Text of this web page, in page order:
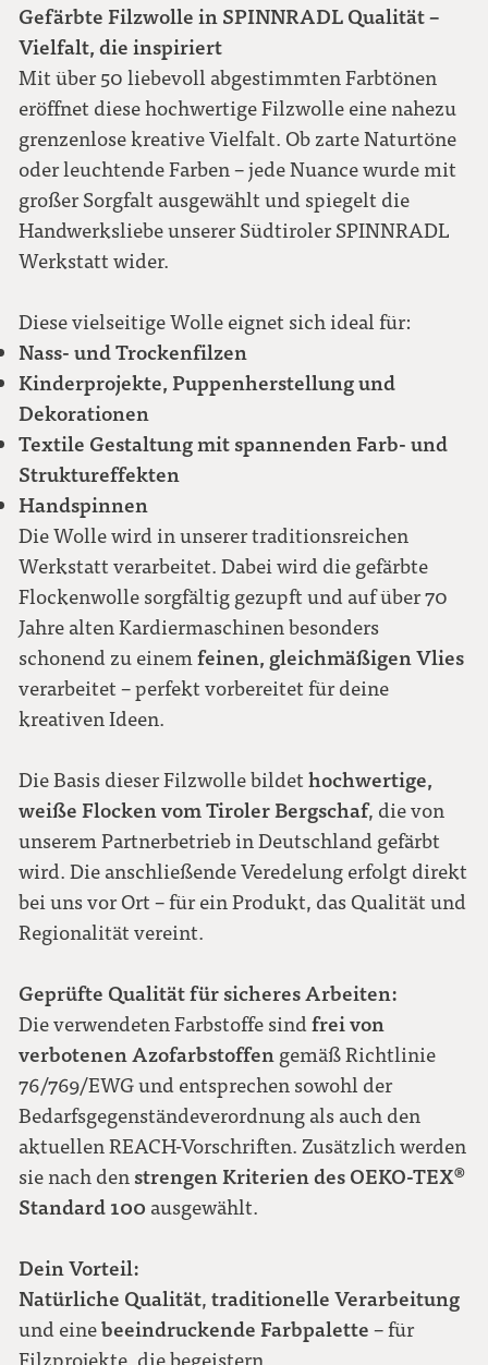
Gefärbte Filzwolle in SPINNRADL Qualität –
Vielfalt, die inspiriert
Mit über 50 liebevoll abgestimmten Farbtönen
eröffnet diese hochwertige Filzwolle eine nahezu
grenzenlose kreative Vielfalt. Ob zarte Naturtöne
oder leuchtende Farben – jede Nuance wurde mit
großer Sorgfalt ausgewählt und spiegelt die
Handwerksliebe unserer Südtiroler SPINNRADL
Werkstatt wider.
Diese vielseitige Wolle eignet sich ideal für:
Nass- und Trockenfilzen
Kinderprojekte, Puppenherstellung und
Dekorationen
Textile Gestaltung mit spannenden Farb- und
Struktureffekten
Handspinnen
Die Wolle wird in unserer traditionsreichen
Werkstatt verarbeitet. Dabei wird die gefärbte
Flockenwolle sorgfältig gezupft und auf über 70
Jahre alten Kardiermaschinen besonders
schonend zu einemfeinen, gleichmäßigen Vlies
verarbeitet – perfekt vorbereitet für deine
kreativen Ideen.
Die Basis dieser Filzwolle bildethochwertige,
weiße Flocken vom Tiroler Bergschaf, die von
unserem Partnerbetrieb in Deutschland gefärbt
wird. Die anschließende Veredelung erfolgt direkt
bei uns vor Ort – für ein Produkt, das Qualität und
Regionalität vereint.
Geprüfte Qualität für sicheres Arbeiten:
Die verwendeten Farbstoffe sindfrei von
verbotenen Azofarbstoffen gemäß Richtlinie
76/769/EWG und entsprechen sowohl der
Bedarfsgegenständeverordnung als auch den
aktuellen REACH-Vorschriften. Zusätzlich werden
sie nach denstrengen Kriterien des OEKO-TEX®
Standard 100 ausgewählt.
Dein Vorteil:
Natürliche Qualität,traditionelle Verarbeitung
und einebeeindruckende Farbpalette – für
Filzprojekte, die begeistern.